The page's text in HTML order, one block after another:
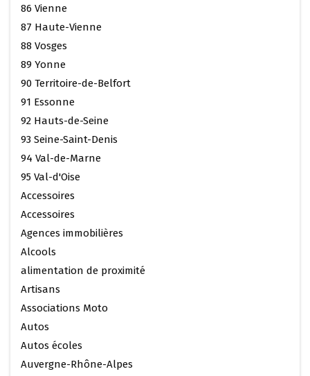
86 Vienne
87 Haute-Vienne
88 Vosges
89 Yonne
90 Territoire-de-Belfort
91 Essonne
92 Hauts-de-Seine
93 Seine-Saint-Denis
94 Val-de-Marne
95 Val-d'Oise
Accessoires
Accessoires
Agences immobilières
Alcools
alimentation de proximité
Artisans
Associations Moto
Autos
Autos écoles
Auvergne-Rhône-Alpes